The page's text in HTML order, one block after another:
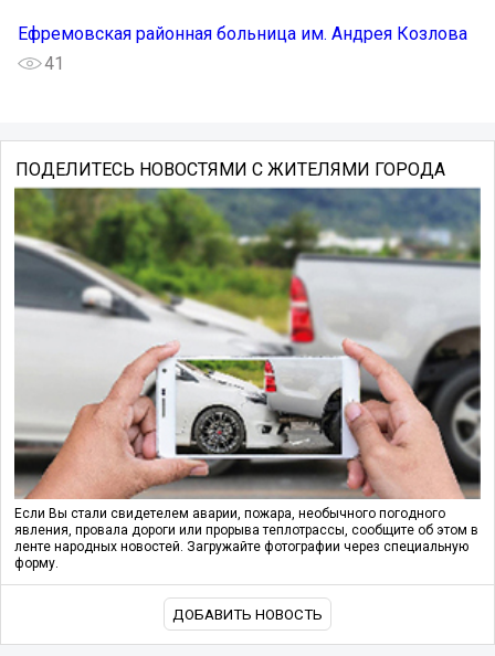
Ефремовская районная больница им. Андрея Козлова
41
ПОДЕЛИТЕСЬ НОВОСТЯМИ С ЖИТЕЛЯМИ ГОРОДА
Если Вы стали свидетелем аварии, пожара, необычного погодного
явления, провала дороги или прорыва теплотрассы, сообщите об этом в
ленте народных новостей. Загружайте фотографии через специальную
форму.
ДОБАВИТЬ НОВОСТЬ